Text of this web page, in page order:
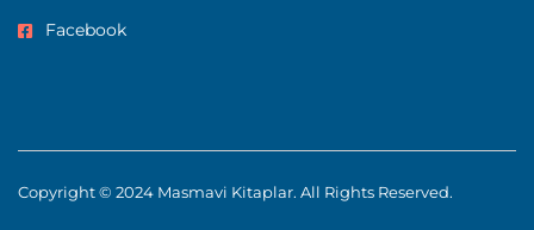
Facebook
Copyright © 2024 Masmavi Kitaplar. All Rights Reserved.